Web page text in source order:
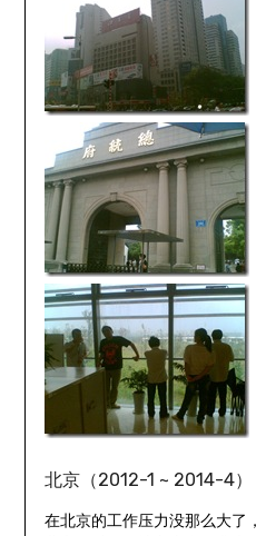
北京（2012-1 ~ 2014-4）
在北京的工作压力没那么大了